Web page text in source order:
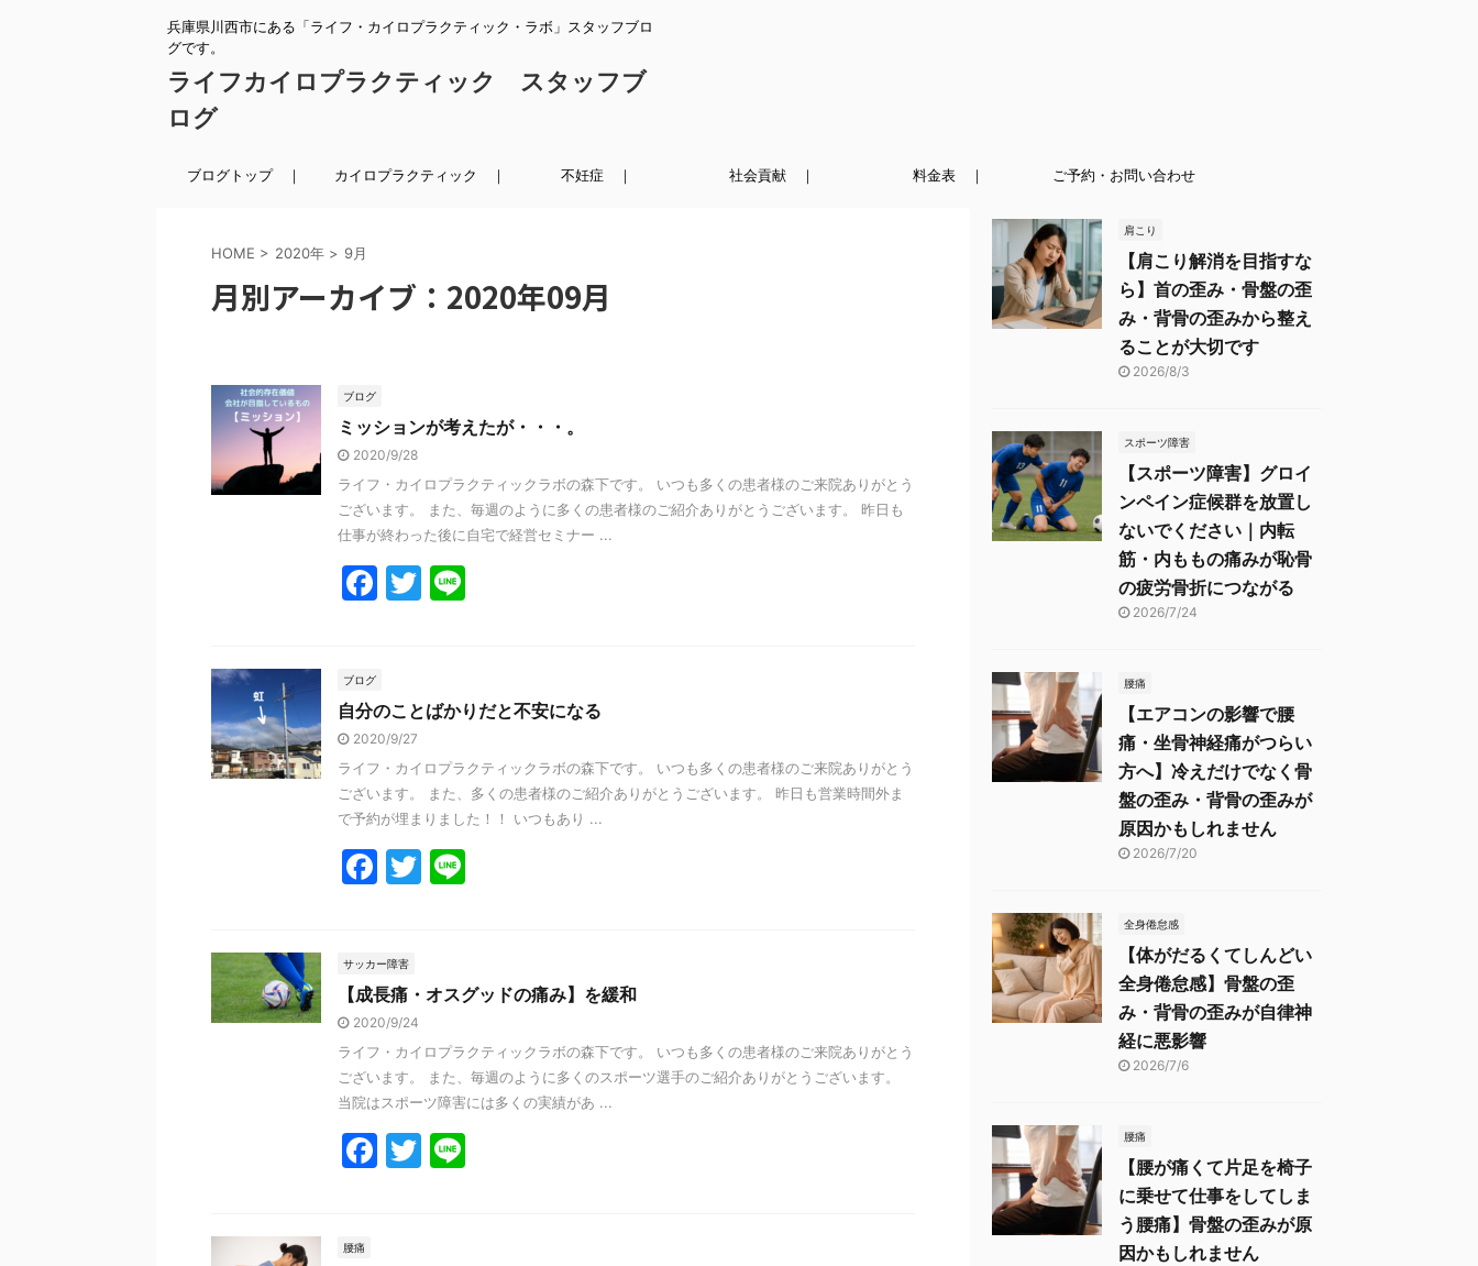
兵庫県川西市にある「ライフ・カイロプラクティック・ラボ」スタッフブロ
グです。
ライフカイロプラクティック スタッフブ
ログ
ブログトップ ｜ カイロプラクティック ｜ 不妊症 ｜ 社会貢献 ｜ 料金表 ｜ ご予約・お問い合わせ
HOME > 2020年 > 9月
月別アーカイブ：2020年09月
ブログ
ミッションが考えたが・・・。
2020/9/28
ライフ・カイロプラクティックラボの森下です。 いつも多くの患者様のご来院ありがとう
ございます。 また、毎週のように多くの患者様のご紹介ありがとうございます。 昨日も
仕事が終わった後に自宅で経営セミナー ...
F
b
o
o
k
T
ブログ
自分のことばかりだと不安になる
2020/9/27
ライフ・カイロプラクティックラボの森下です。 いつも多くの患者様のご来院ありがとう
ございます。 また、多くの患者様のご紹介ありがとうございます。 昨日も営業時間外ま
で予約が埋まりました！！ いつもあり ...
F
e
b
o
o
k
T
サッカー障害
【成長痛・オスグッドの痛み】を緩和
2020/9/24
ライフ・カイロプラクティックラボの森下です。 いつも多くの患者様のご来院ありがとう
ございます。 また、毎週のように多くのスポーツ選手のご紹介ありがとうございます。
当院はスポーツ障害には多くの実績があ ...
F
T
腰痛
肩こり
【肩こり解消を目指すな
ら】首の歪み・骨盤の歪
み・背骨の歪みから整え
ることが大切です
2026/8/3
スポーツ障害
【スポーツ障害】グロイ
ンペイン症候群を放置し
ないでください｜内転
筋・内ももの痛みが恥骨
の疲労骨折につながる
2026/7/24
腰痛
【エアコンの影響で腰
痛・坐骨神経痛がつらい
方へ】冷えだけでなく骨
盤の歪み・背骨の歪みが
原因かもしれません
2026/7/20
全身倦怠感
【体がだるくてしんどい
全身倦怠感】骨盤の歪
み・背骨の歪みが自律神
経に悪影響
2026/7/6
腰痛
【腰が痛くて片足を椅子
に乗せて仕事をしてしま
う腰痛】骨盤の歪みが原
因かもしれません